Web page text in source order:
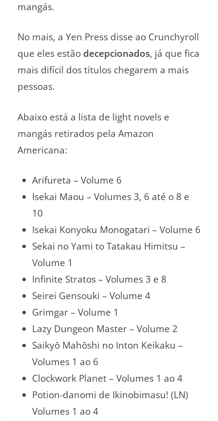
mangás.
No mais, a Yen Press disse ao Crunchyroll
que eles estão decepcionados, já que fica
mais difícil dos títulos chegarem a mais
pessoas.
Abaixo está a lista de light novels e
mangás retirados pela Amazon
Americana:
Arifureta – Volume 6
Isekai Maou – Volumes 3, 6 até o 8 e
10
Isekai Konyoku Monogatari – Volume 6
Sekai no Yami to Tatakau Himitsu –
Volume 1
Infinite Stratos – Volumes 3 e 8
Seirei Gensouki – Volume 4
Grimgar – Volume 1
Lazy Dungeon Master – Volume 2
Saikyō Mahōshi no Inton Keikaku –
Volumes 1 ao 6
Clockwork Planet – Volumes 1 ao 4
Potion-danomi de Ikinobimasu! (LN)
Volumes 1 ao 4